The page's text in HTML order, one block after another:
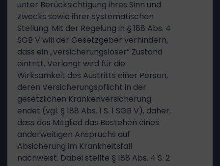
unter Berücksichtigung ihres Sinn und
Zwecks sowie ihrer systematischen
Stellung. Mit der Regelung in § 188 Abs. 4
SGB V will der Gesetzgeber verhindern,
dass ein „versicherungsloser“ Zustand
eintritt. Verlangt wird für die
Wirksamkeit des Austritts einer Person,
deren Versicherungspflicht in der
gesetzlichen Krankenversicherung
endet (vgl. § 188 Abs. 1 S. 1 SGB V), daher,
dass das Mitglied das Bestehen eines
anderweitigen Anspruchs auf
Absicherung im Krankheitsfall
nachweist. Dabei stellte § 188 Abs. 4 S. 2